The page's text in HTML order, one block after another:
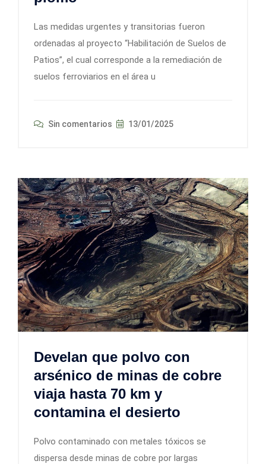
Las medidas urgentes y transitorias fueron
ordenadas al proyecto “Habilitación de Suelos de
Patios”, el cual corresponde a la remediación de
suelos ferroviarios en el área u
Sin comentarios 13/01/2025
Develan que polvo con
arsénico de minas de cobre
viaja hasta 70 km y
contamina el desierto
Polvo contaminado con metales tóxicos se
dispersa desde minas de cobre por largas